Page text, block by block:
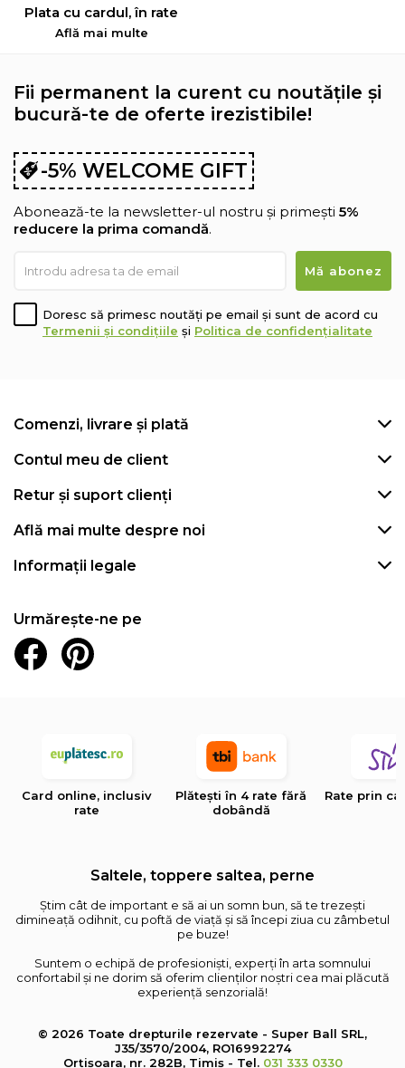
Plata cu cardul, în rate
Află mai multe
Fii permanent la curent cu noutățile și
bucură-te de oferte irezistibile!
-5% WELCOME GIFT
Abonează-te la newsletter-ul nostru și primești 5%
reducere la prima comandă.
Doresc să primesc noutăți pe email și sunt de acord cu
Termenii și condițiile și Politica de confidențialitate
Comenzi, livrare și plată
Contul meu de client
Retur și suport clienți
Află mai multe despre noi
Informații legale
Urmărește-ne pe
Card online, inclusiv
rate
Plătești în 4 rate fără
dobândă
Rate prin
Saltele, toppere saltea, perne
Știm cât de important e să ai un somn bun, să te trezești
dimineață odihnit, cu poftă de viață și să începi ziua cu zâmbetul
pe buze!
Suntem o echipă de profesioniști, experți în arta somnului
confortabil și ne dorim să oferim clienților noștri cea mai plăcută
experiență senzorială!
© 2026 Toate drepturile rezervate - Super Ball SRL,
J35/3570/2004, RO16992274
Orțișoara, nr. 282B, Timiș - Tel. 031 333 0330